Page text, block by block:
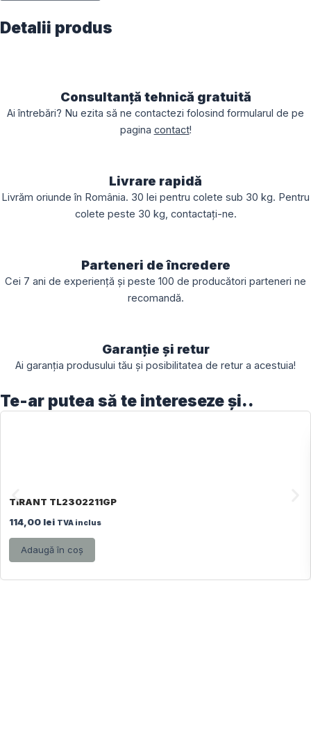
Detalii produs
Consultanță tehnică gratuită
Ai întrebări? Nu ezita să ne contactezi folosind formularul de pe
pagina contact!
Livrare rapidă
Livrăm oriunde în România. 30 lei pentru colete sub 30 kg. Pentru
colete peste 30 kg, contactați-ne.
Parteneri de încredere
Cei 7 ani de experiență și peste 100 de producători parteneri ne
recomandă.
Garanție și retur
Ai garanția produsului tău și posibilitatea de retur a acestuia!
Te-ar putea să te intereseze și..
TIRANT TL2302211GP
114,00 lei TVA inclus
Adaugă în coș